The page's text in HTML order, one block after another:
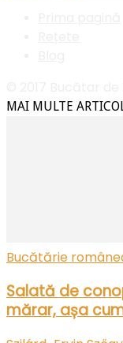
MAI MULTE
Bucătărie
Salată de
mărar, așa